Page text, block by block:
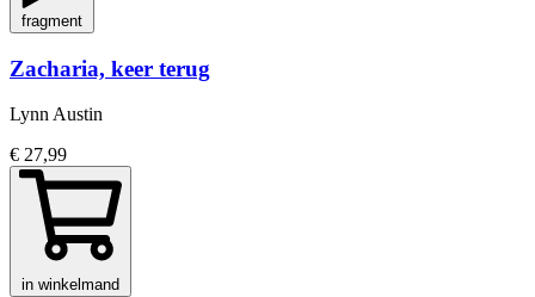
fragment
Zacharia, keer terug
Lynn Austin
€ 27,99
in winkelmand